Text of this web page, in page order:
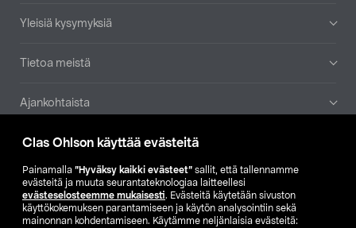
Clas Ohlson käyttää evästeitä
Painamalla ”Hyväksy kaikki evästeet” sallit, että tallennamme
evästeitä ja muuta seurantateknologiaa laitteellesi
evästeselosteemme mukaisesti. Evästeitä käytetään sivuston
käyttökokemuksen parantamiseen ja käytön analysointiin sekä
mainonnan kohdentamiseen. Käytämme neljänlaisia evästeitä:
Yleisiä kysymyksiä
Tietoa meistä
Ajankohtaista
Muut yrityksemme
Etsi myymälä
SE NO FI